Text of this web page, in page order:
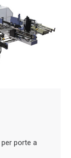
porte a